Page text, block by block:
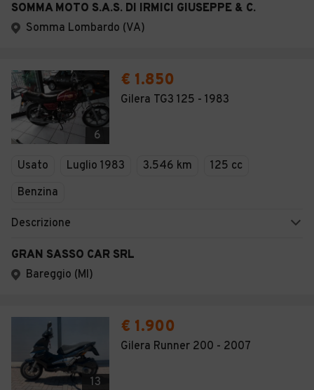
SOMMA MOTO S.A.S. DI IRMICI GIUSEPPE & C.
Somma Lombardo (VA)
6
€ 1.850
Gilera TG3 125 - 1983
Usato Luglio 1983 3.546 km
125 cc
Benzina
Descrizione
GRAN SASSO CAR SRL
Bareggio (MI)
13
€ 1.900
Gilera Runner 200 - 2007